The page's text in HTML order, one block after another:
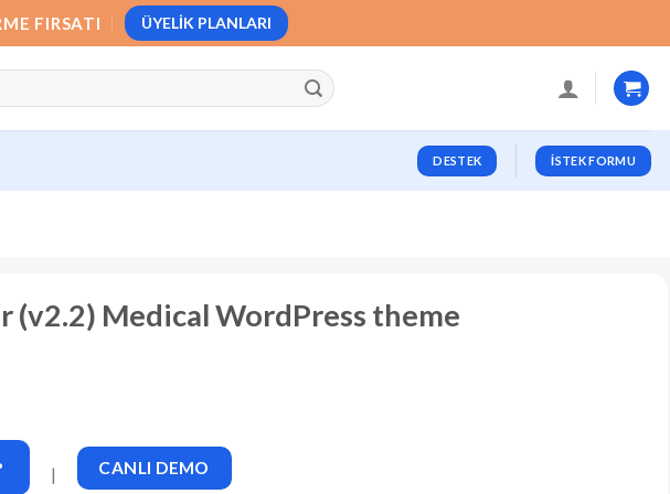
FIRSATI ÜYELIK PLANLARI
DESTEK İSTEK FORMU
(v2.2) Medical WordPress theme
| CANLI DEMO